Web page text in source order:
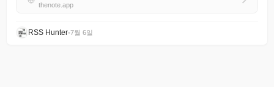
thenote.app
RSS Hunter•7월 6일